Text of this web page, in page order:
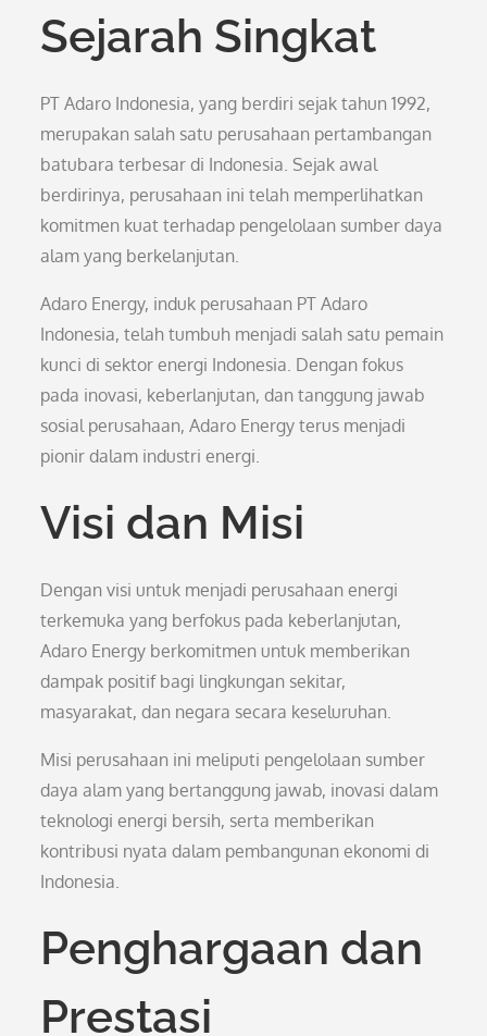
Sejarah Singkat
PT Adaro Indonesia, yang berdiri sejak tahun 1992,
merupakan salah satu perusahaan pertambangan
batubara terbesar di Indonesia. Sejak awal
berdirinya, perusahaan ini telah memperlihatkan
komitmen kuat terhadap pengelolaan sumber daya
alam yang berkelanjutan.
Adaro Energy, induk perusahaan PT Adaro
Indonesia, telah tumbuh menjadi salah satu pemain
kunci di sektor energi Indonesia. Dengan fokus
pada inovasi, keberlanjutan, dan tanggung jawab
sosial perusahaan, Adaro Energy terus menjadi
pionir dalam industri energi.
Visi dan Misi
Dengan visi untuk menjadi perusahaan energi
terkemuka yang berfokus pada keberlanjutan,
Adaro Energy berkomitmen untuk memberikan
dampak positif bagi lingkungan sekitar,
masyarakat, dan negara secara keseluruhan.
Misi perusahaan ini meliputi pengelolaan sumber
daya alam yang bertanggung jawab, inovasi dalam
teknologi energi bersih, serta memberikan
kontribusi nyata dalam pembangunan ekonomi di
Indonesia.
Penghargaan dan
Prestasi